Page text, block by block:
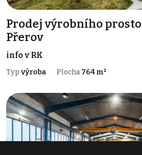
Prodej výrobního
Přerov
info v RK
Typ výroba Plocha 764 m²